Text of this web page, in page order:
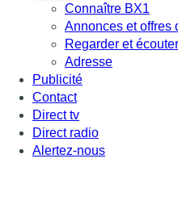
Connaître BX1
Annonces et offres
Regarder et
Adresse
Publicité
Contact
Direct tv
Direct radio
Alertez-nous